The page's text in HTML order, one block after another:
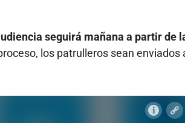
seguirá mañana a partir de
los patrulleros sean enviados